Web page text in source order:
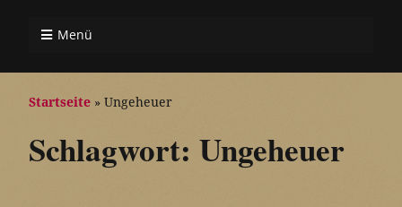
Menü
Startseite » Ungeheuer
Schlagwort: Ungeheuer